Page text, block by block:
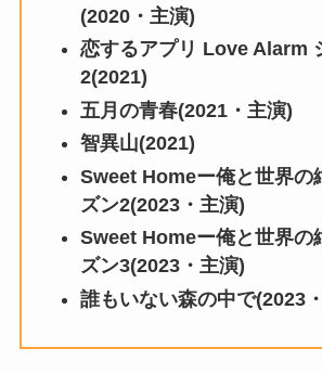
(2020・主演)
恋するアプリ Love Alarm
2(2021)
五月の青春(2021・主演)
智異山(2021)
Sweet Homeー俺と世界の
ズン2(2023・主演)
Sweet Homeー俺と世界の
ズン3(2023・主演)
誰もいない森の中で(2023